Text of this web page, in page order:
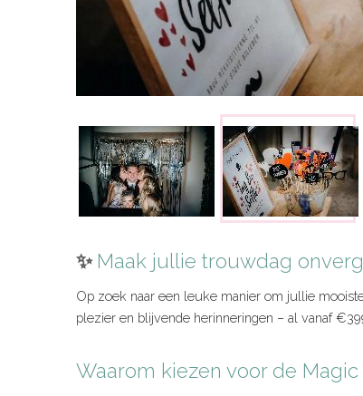
✨Maak jullie trouwdag
Op zoek naar een leuke manier om jullie
plezier en blijvende herinneringen – al vanaf
Waarom kiezen voor de Magic